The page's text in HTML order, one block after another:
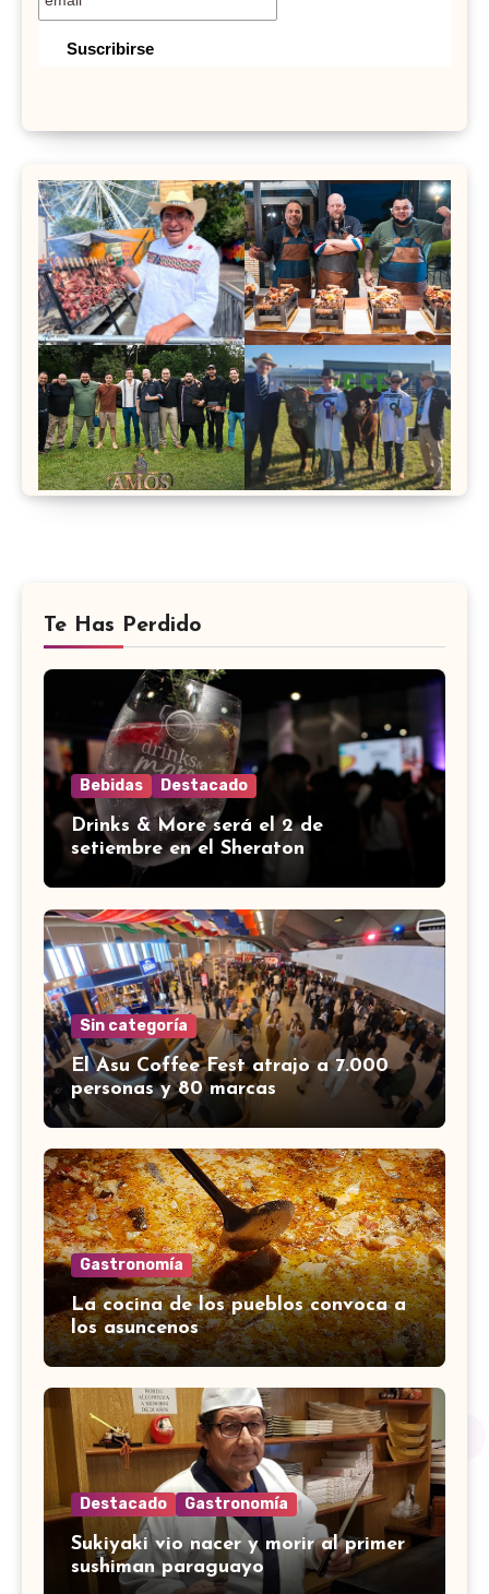
Te Has Perdido
Bebidas Destacado
Drinks & More será el 2 de
setiembre en el Sheraton
Sin categoría
El Asu Coffee Fest atrajo a 7.000
personas y 80 marcas
Gastronomía
La cocina de los pueblos convoca a
los asuncenos
Destacado Gastronomía
Sukiyaki vio nacer y morir al primer
sushiman paraguayo